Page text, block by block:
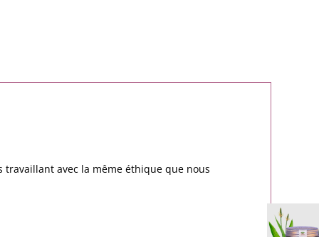
travaillant avec la même éthique que nous